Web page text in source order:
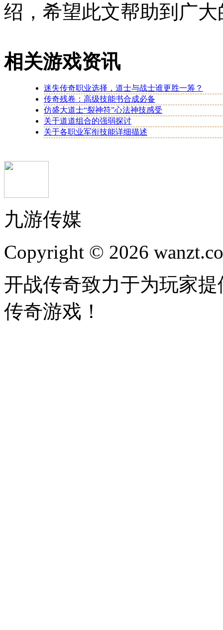
绍，希望此文帮助到广
相关游戏资讯
迷失传奇职业选择，道士与战士谁更胜一筹？
传奇残卷：高级技能书合成必备
仿盛大道士“裂神符”心法神技感受
关于道道组合的强弱探讨
关于各职业军衔技能详细描述
九游传媒
Copyright © 2026
开战传奇致力于为玩家
传奇游戏！